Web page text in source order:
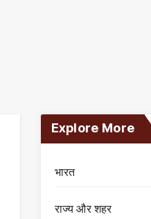
Explore More
भारत
राज्य और शहर